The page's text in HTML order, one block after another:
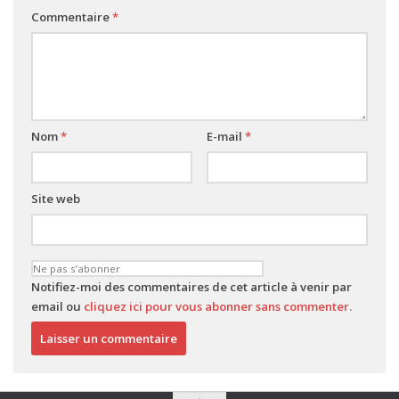
Commentaire*
Nom* E-mail *
Site web
Notifiez-moi des commentaires de cet article à venir par
email ou cliquez ici pour vous abonner sans commenter.